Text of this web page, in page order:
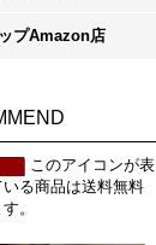
プAmazon店
このアイコンが表
る商品は送料無料
。